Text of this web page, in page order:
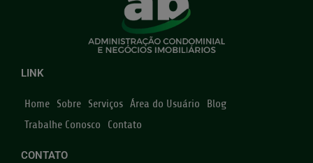
LINK
Home Sobre Serviços Área do Usuário
Blog
Trabalhe Conosco
Contato
CONTATO